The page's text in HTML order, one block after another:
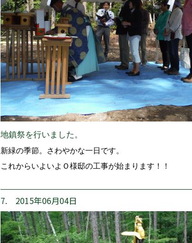
地鎮祭を行いました。
新緑の季節。さわやかな一日です。
これからいよいよＯ様邸の工事が始まります！！
7. 2015年06月04日